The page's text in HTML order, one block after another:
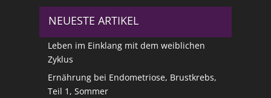
NEUESTE ARTIKEL
Leben im Einklang mit dem weiblichen
Zyklus
Ernährung bei Endometriose, Brustkrebs,
Teil 1, Sommer